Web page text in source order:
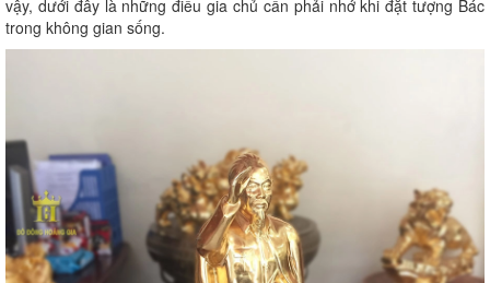
vậy, dưới đây là những điều gia chủ cần phải nhớ khi đặt tượng Bác
trong không gian sống.